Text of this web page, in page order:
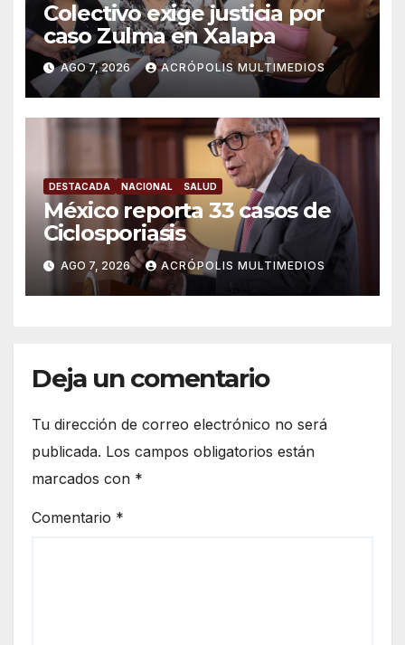
Colectivo exige justicia por
caso Zulma en Xalapa
AGO 7, 2026 ACRÓPOLIS MULTIMEDIOS
DESTACADA NACIONAL SALUD
México reporta 33 casos de
Ciclosporiasis
AGO 7, 2026 ACRÓPOLIS MULTIMEDIOS
Deja un comentario
Tu dirección de correo electrónico no será
publicada. Los campos obligatorios están
marcados con *
Comentario *